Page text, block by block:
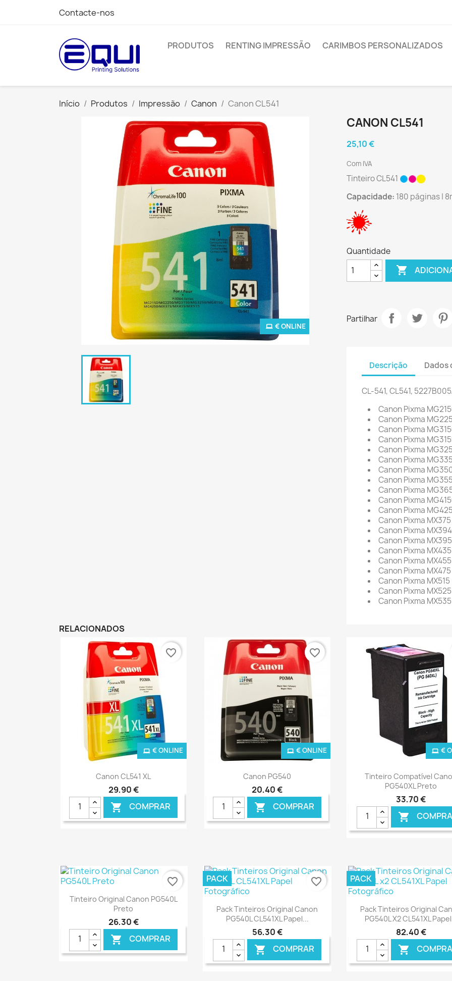
Contacte-nos
PRODUTOS RENTING IMPRESSÃO CARIMBOS PERSONALIZADOS
Início Produtos Impressão Canon Canon CL541
€ ONLINE
CANON CL541
25,10 €
Com IVA
Tinteiro CL541
Capacidade: 180 páginas |
Quantidade

Partilhar
Descrição Dados
CL-541, CL541,
Canon Pixma
Canon Pixma
Canon Pixma
Canon Pixma
Canon Pixma
Canon Pixma
Canon Pixma
Canon Pixma
Canon Pixma
Canon Pixma
Canon Pixma
Canon Pixma MX375
Canon Pixma MX394
Canon Pixma MX395
Canon Pixma MX435
Canon Pixma MX455
Canon Pixma MX475
Canon Pixma MX515
Canon Pixma MX525
Canon Pixma MX535
RELACIONADOS
Ver+
Canon CL541 XL
29,90 €
 COMPRAR
€ ONLINE
favorite_border
Ver+
Canon PG540
20,40 €
 COMPRAR
€ ONLINE
favorite_border
Ver+
Tinteiro Compatível
PG540XL Preto
33,70 €

€
Ver+
Tinteiro Original Canon PG540L
Preto
26,30 €
 COMPRAR
favorite_border
Ver+
Pack Tinteiros Original Canon
PG540L CL541XL Papel...
56,30 €
 COMPRAR
PACK favorite_border
Ver+
Pack Tinteiros Original
PG540L X2 CL541XL
82,40 €

PACK